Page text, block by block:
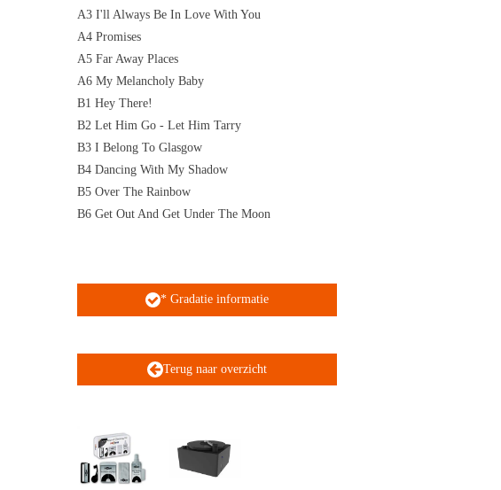
A3 I'll Always Be In Love With You
A4 Promises
A5 Far Away Places
A6 My Melancholy Baby
B1 Hey There!
B2 Let Him Go - Let Him Tarry
B3 I Belong To Glasgow
B4 Dancing With My Shadow
B5 Over The Rainbow
B6 Get Out And Get Under The Moon
* Gradatie informatie
Terug naar overzicht